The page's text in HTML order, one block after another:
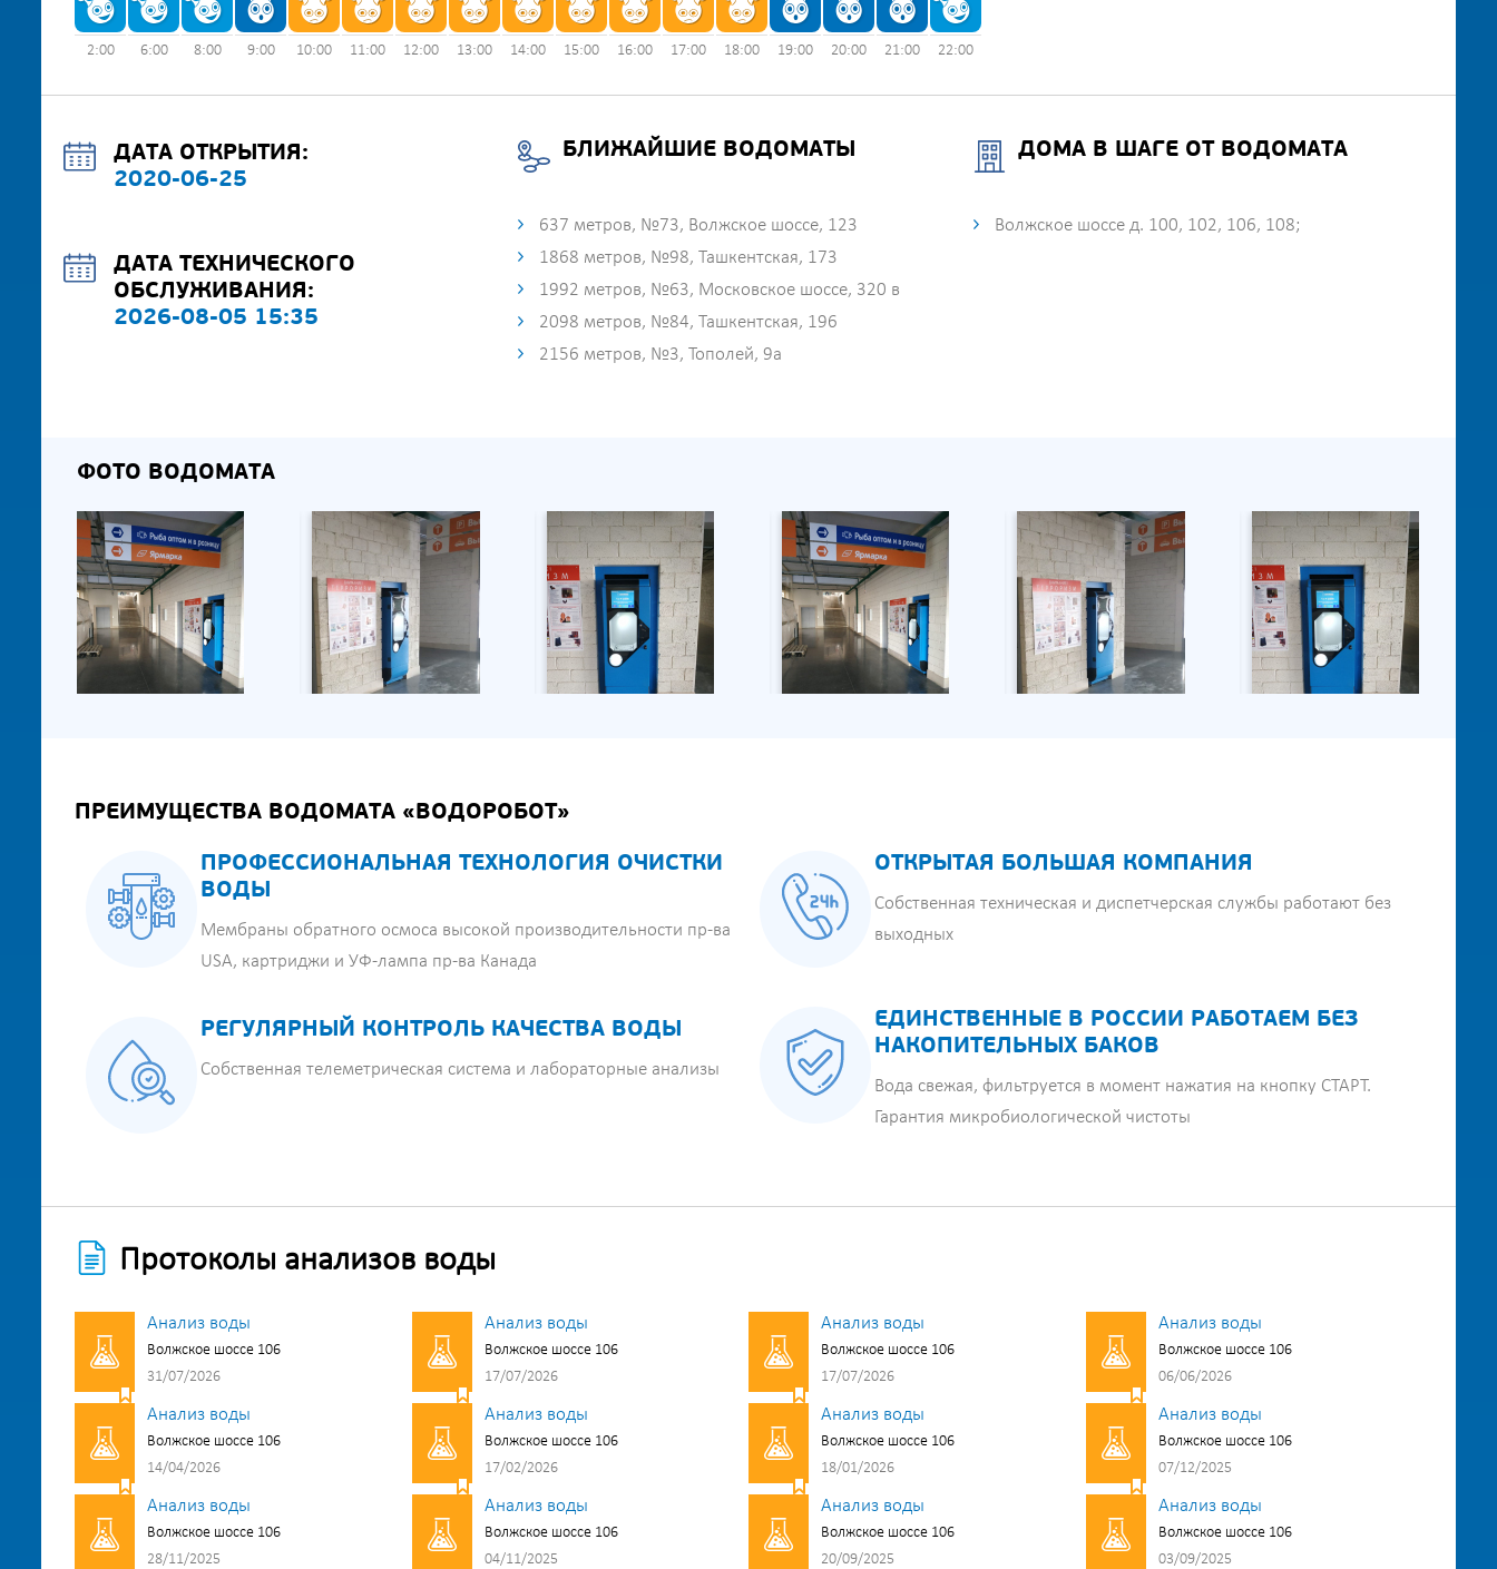
2:00 6:00 8:00 9:00 10:00 11:00 12:00 13:00 14:00 15:00 16:00 17:00 18:00 19:00 20:00 21:00 22:00
ДАТА ОТКРЫТИЯ:
2020-06-25
ДАТА ТЕХНИЧЕСКОГО
ОБСЛУЖИВАНИЯ:
2026-08-05 15:35
БЛИЖАЙШИЕ ВОДОМАТЫ
637 метров, №73, Волжское шоссе, 123
1868 метров, №98, Ташкентская, 173
1992 метров, №63, Московское шоссе, 320 в
2098 метров, №84, Ташкентская, 196
2156 метров, №3, Тополей, 9а
ДОМА В ШАГЕ ОТ ВОДОМАТА
Волжское шоссе д. 100, 102, 106, 108;
ФОТО ВОДОМАТА
ПРЕИМУЩЕСТВА ВОДОМАТА «ВОДОРОБОТ»
ПРОФЕССИОНАЛЬНАЯ ТЕХНОЛОГИЯ ОЧИСТКИ
ВОДЫ
Мембраны обратного осмоса высокой производительности пр-ва
USA, картриджи и УФ-лампа пр-ва Канада
РЕГУЛЯРНЫЙ КОНТРОЛЬ КАЧЕСТВА ВОДЫ
Собственная телеметрическая система и лабораторные анализы
ОТКРЫТАЯ БОЛЬШАЯ КОМПАНИЯ
Собственная техническая и диспетчерская службы работают без
выходных
ЕДИНСТВЕННЫЕ В РОССИИ РАБОТАЕМ БЕЗ
НАКОПИТЕЛЬНЫХ БАКОВ
Вода свежая, фильтруется в момент нажатия на кнопку СТАРТ.
Гарантия микробиологической чистоты
Протоколы анализов воды
Анализ воды
Волжское шоссе 106
31/07/2026
Анализ воды
Волжское шоссе 106
17/07/2026
Анализ воды
Волжское шоссе 106
17/07/2026
Анализ воды
Волжское шоссе 106
06/06/2026
Анализ воды
Волжское шоссе 106
14/04/2026
Анализ воды
Волжское шоссе 106
17/02/2026
Анализ воды
Волжское шоссе 106
18/01/2026
Анализ воды
Волжское шоссе 106
07/12/2025
Анализ воды
Волжское шоссе 106
28/11/2025
Анализ воды
Волжское шоссе 106
04/11/2025
Анализ воды
Волжское шоссе 106
20/09/2025
Анализ воды
Волжское шоссе 106
03/09/2025